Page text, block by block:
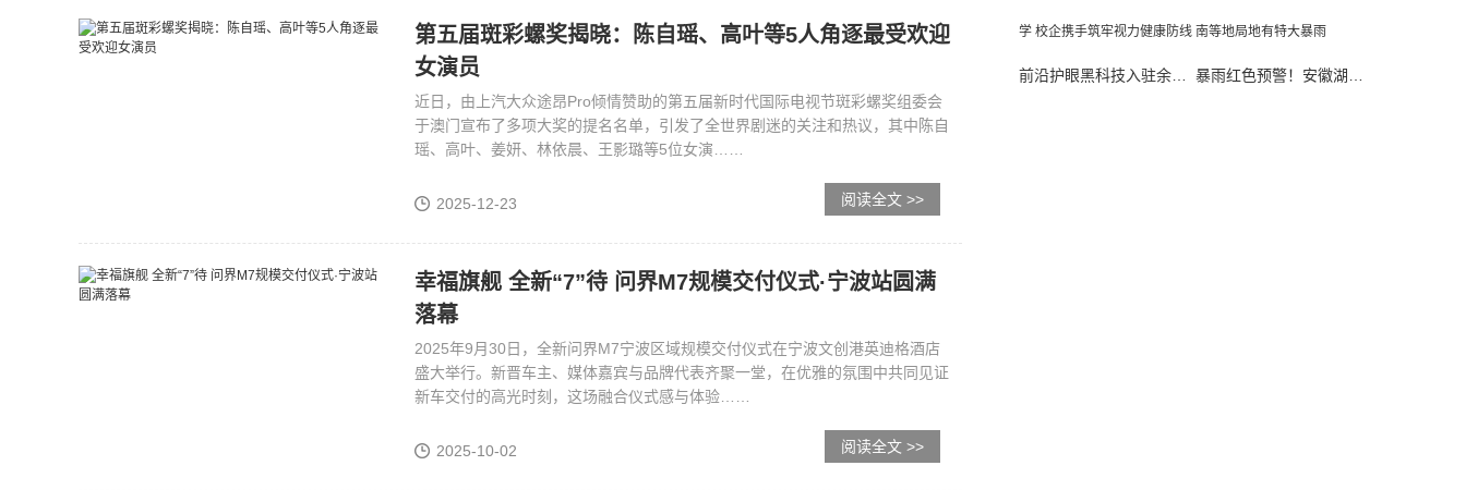
第五届斑彩螺奖揭晓：陈自瑶、高叶等5人角逐最受欢迎
女演员
近日，由上汽大众途昂Pro倾情赞助的第五届新时代国际电视节斑彩螺奖组委会
于澳门宣布了多项大奖的提名名单，引发了全世界剧迷的关注和热议，其中陈自
瑶、高叶、姜妍、林依晨、王影璐等5位女演……
2025-12-23 阅读全文 >>
幸福旗舰 全新“7”待 问界M7规模交付仪式·宁波站圆满
落幕
2025年9月30日，全新问界M7宁波区域规模交付仪式在宁波文创港英迪格酒店
盛大举行。新晋车主、媒体嘉宾与品牌代表齐聚一堂，在优雅的氛围中共同见证
新车交付的高光时刻，这场融合仪式感与体验……
2025-10-02 阅读全文 >>